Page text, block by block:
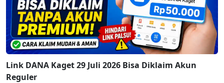
Link DANA Kaget 29 Juli 2026 Bisa Diklaim Akun
Reguler